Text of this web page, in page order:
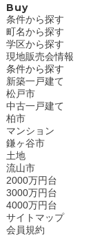
Buy
条件から探す
町名から探す
学区から探す
現地販売会情報
条件から探す
新築一戸建て
松戸市
中古一戸建て
柏市
マンション
鎌ヶ谷市
土地
流山市
2000万円台
3000万円台
4000万円台
サイトマップ
会員規約